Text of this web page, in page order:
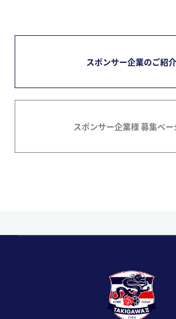
スポンサー企業のご紹介
スポンサー企業様 募集ペー